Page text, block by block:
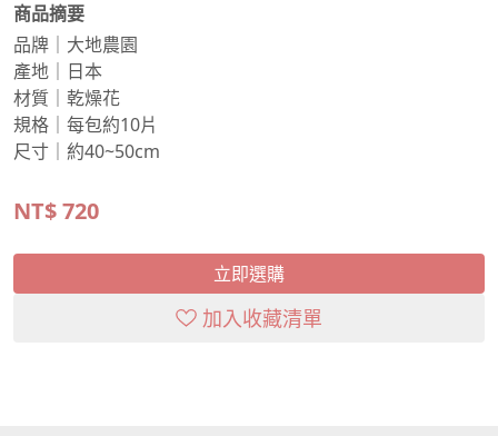
商品摘要
品牌｜大地農園
產地｜日本
材質｜乾燥花
規格｜每包約10片
尺寸｜約40~50cm
NT$720
立即選購
加入收藏清單